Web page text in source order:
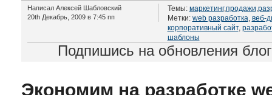
Написал Алексей Шабловский
20th Декабрь, 2009 в 7:45 пп
Темы: маркетинг,продажи,
Метки: web разработка, веб-
корпоративный сайт,
шаблоны
Подпишись на обновления
Экономим на разработке